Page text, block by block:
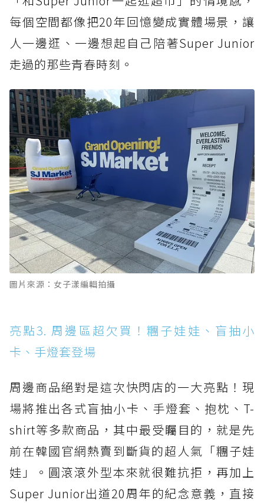
每個空間都像把20年回憶變成實體場景，讓
人一邊逛、一邊想起自己陪著Super Junior
走過的那些青春時刻。
圖片來源：女子漾編輯拍攝
亮點3. 周邊區超欠買！糰子娃娃、盲抽小
卡、手燈套登場
周邊商品絕對是這次快閃店的一大亮點！現
場將推出各式盲抽小卡、手燈套、抱枕、T-
shirt等多款商品，其中最受矚目的，就是先
前在韓國官網熱賣到斷貨的超人氣「糰子娃
娃」。圓滾滾外型本來就很難抗拒，再加上
Super Junior出道20周年的紀念意義，直接